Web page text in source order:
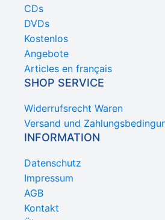
CDs
DVDs
Kostenlos
Angebote
Articles en français
SHOP SERVICE
Widerrufsrecht Waren
Versand und
INFORMATION
Datenschutz
Impressum
AGB
Kontakt